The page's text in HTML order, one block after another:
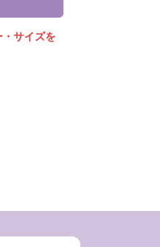
サイズを